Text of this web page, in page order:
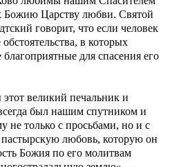
Божию Царству любви. Святой
говорит, что если человек
в которых
для спасения его
великий печальник и
был нашим спутником и
не только с просьбами, но и с
любовь, которую он
Божия по его молитвам